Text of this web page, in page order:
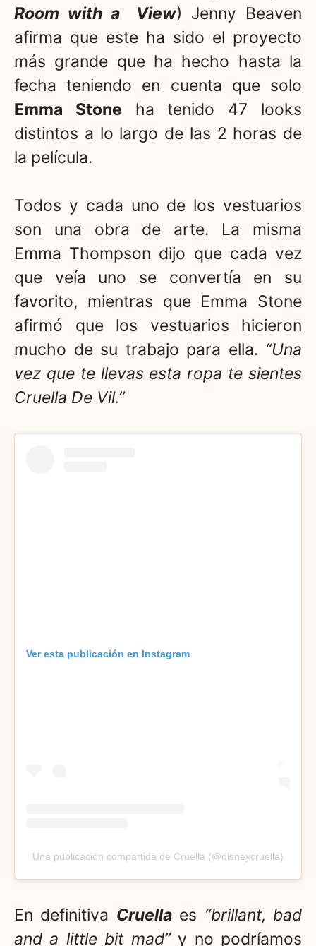
Room with a View) Jenny Beaven
afirma que este ha sido el proyecto
más grande que ha hecho hasta la
fecha teniendo en cuenta que solo
Emma Stone ha tenido 47 looks
distintos a lo largo de las 2 horas de
la película.
Todos y cada uno de los vestuarios
son una obra de arte. La misma
Emma Thompson dijo que cada vez
que veía uno se convertía en su
favorito, mientras que Emma Stone
afirmó que los vestuarios hicieron
mucho de su trabajo para ella. “Una
vez que te llevas esta ropa te sientes
Cruella De Vil.”
Ver esta publicación en Instagram
Una publicación compartida de Cruella (@disneycruella)
En definitiva Cruellaes “brillant, bad
and a little bit mad”y no podríamos